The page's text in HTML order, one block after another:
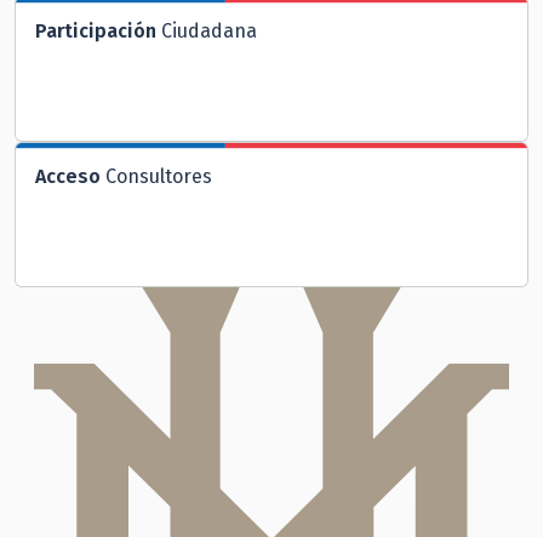
Participación Ciudadana
Acceso Consultores